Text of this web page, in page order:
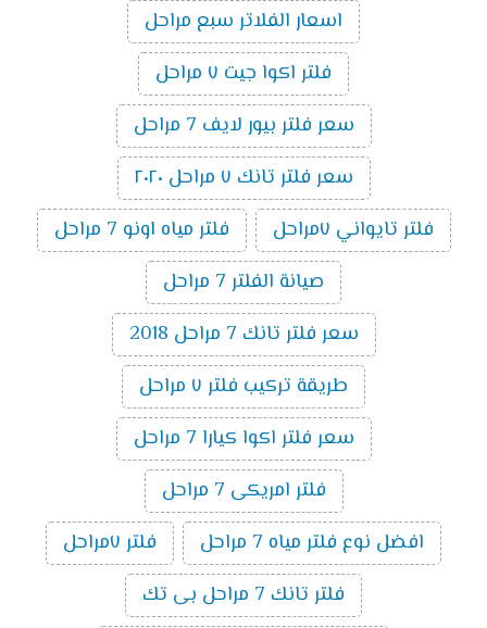
اسعار الفلاتر سبع مراحل
فلتر اكوا جيت ٧ مراحل
سعر فلتر بيور لايف 7 مراحل
سعر فلتر تانك ٧ مراحل ٢٠٢٠
فلتر تايواني ٧مراحل
فلتر مياه اونو 7 مراحل
صيانة الفلتر 7 مراحل
سعر فلتر تانك 7 مراحل 2018
طريقة تركيب فلتر ٧ مراحل
سعر فلتر اكوا كيارا 7 مراحل
فلتر امريكى 7 مراحل
افضل نوع فلتر مياه 7 مراحل
فلتر ٧مراحل
فلتر تانك 7 مراحل بى تك